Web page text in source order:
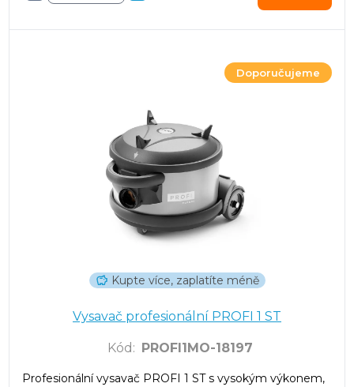
Doporučujeme
Kupte více, zaplatíte méně
Vysavač profesionální PROFI 1 ST
Kód : PROFI1MO-18197
Profesionální vysavač PROFI 1 ST s vysokým výkonem,